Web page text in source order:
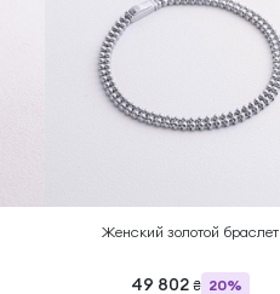
Женский золотой браслет
49 802 ₴ 20%